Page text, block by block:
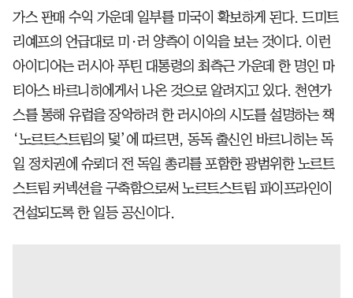
가스 판매 수익 가운데 일부를 미국이 확보하게 된다. 드미트
리예프의 언급대로 미·러 양측이 이익을 보는 것이다. 이런
아이디어는 러시아 푸틴 대통령의 최측근 가운데 한 명인 마
티아스 바르니히에게서 나온 것으로 알려지고 있다. 천연가
스를 통해 유럽을 장악하려 한 러시아의 시도를 설명하는 책
‘노르트스트림의 덫’에 따르면, 동독 출신인 바르니히는 독
일 정치권에 슈뢰더 전 독일 총리를 포함한 광범위한 노르트
스트림 커넥션을 구축함으로써 노르트스트림 파이프라인이
건설되도록 한 일등 공신이다.